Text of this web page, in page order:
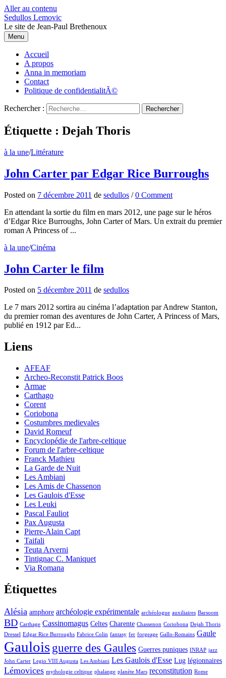
Aller au contenu
Sedullos Lemovic
Le site de Jean-Paul Brethenoux
Menu
Accueil
A propos
Anna in memoriam
Contact
Politique de confidentialitÃ©
Rechercher :
Étiquette : Dejah Thoris
à la une/Littérature
John Carter par Edgar Rice Burroughs
Posted on 7 décembre 2011 de sedullos /0 Comment
En attendant la sortie du film en mars 2012, une page sur le héros
d’Edgar Rice Burroughs, John Carter of Mars. Un extrait du premier
roman A Princess of ...
à la une/Cinéma
John Carter le film
Posted on 5 décembre 2011 de sedullos
Le 7 mars 2012 sortira au cinéma l’adaptation par Andrew Stanton,
du premier roman des aventures de John Carter, A Princess of Mars,
publié en 1912 par Ed...
Liens
AFEAF
Archeo-Reconstit Patrick Boos
Armae
Carthago
Corent
Coriobona
Costumbres medievales
David Romeuf
Encyclopédie de l'arbre-celtique
Forum de l'arbre-celtique
Franck Mathieu
La Garde de Nuit
Les Ambiani
Les Amis de Chassenon
Les Gaulois d'Esse
Les Leuki
Pascal Fauliot
Pax Augusta
Pierre-Alain Capt
Taifali
Teuta Arverni
Tintignac C. Maniquet
Via Romana
Étiquettes
Alésia amphore archéologie expérimentale archéologue auxiliaires Barsoom
BD Carthage Cassinomagus Celtes Charente Chassenon Coriobona Dejah Thoris
Dressel Edgar Rice Burroughs Fabrice Colin fantasy fer forgeage Gallo-Romains Gaule
Gaulois guerre des Gaules Guerres puniques INRAP jazz
John Carter Legio VIII Augusta Les Ambiani Les Gaulois d'Esse Lug légionnaires
Lémovices mythologie celtique phalange planète Mars reconstitution Rome